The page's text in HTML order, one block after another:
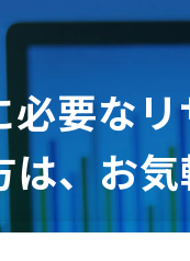
必要な
は、お